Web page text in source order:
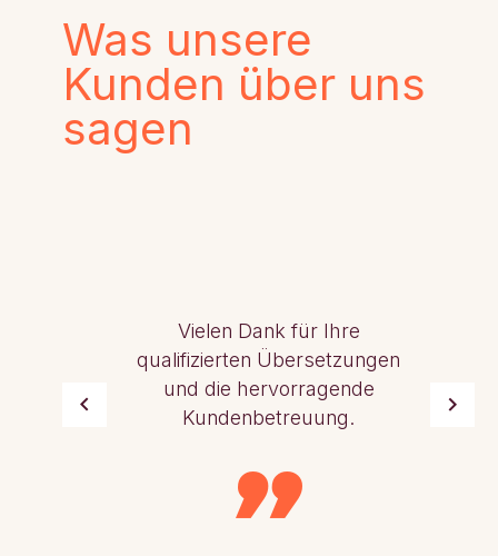
Was unsere
Kunden über uns
sagen
Vielen Dank für Ihre
qualifizierten Übersetzungen
und die hervorragende
Kundenbetreuung.